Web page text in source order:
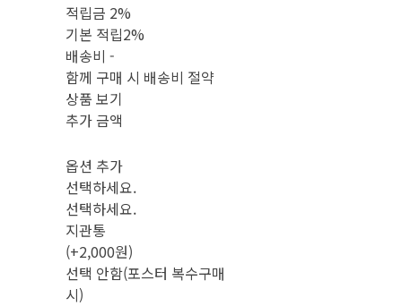
적립금 2%
기본 적립2%
배송비 -
함께 구매 시 배송비 절약
상품 보기
추가 금액
옵션 추가
선택하세요.
선택하세요.
지관통
(+2,000원)
선택 안함(포스터 복수구매
시)